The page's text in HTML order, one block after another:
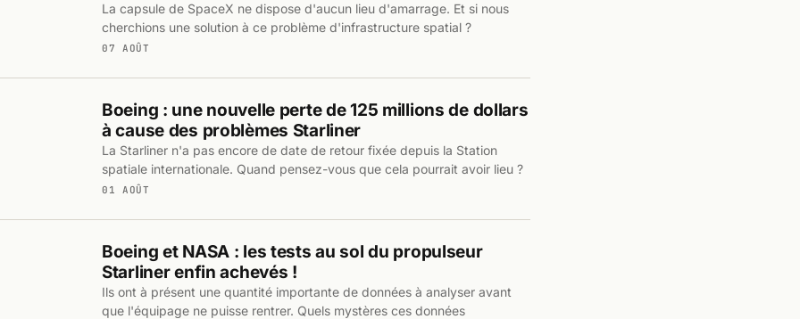
La capsule de SpaceX ne dispose d'aucun lieu d'amarrage. Et si nous
cherchions une solution à ce problème d'infrastructure spatial ?
07 AOÛT
Boeing : une nouvelle perte de 125 millions de dollars
à cause des problèmes Starliner
La Starliner n'a pas encore de date de retour fixée depuis la Station
spatiale internationale. Quand pensez-vous que cela pourrait avoir lieu ?
01 AOÛT
Boeing et NASA : les tests au sol du propulseur
Starliner enfin achevés !
Ils ont à présent une quantité importante de données à analyser avant
que l'équipage ne puisse rentrer. Quels mystères ces données